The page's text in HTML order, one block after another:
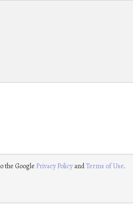
the Google Privacy Policy andTerms of Use.